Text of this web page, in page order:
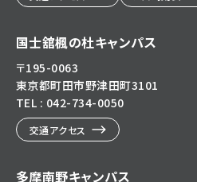
国士舘楓の杜キャンパス
〒195-0063
東京都町田市野津田町3101
TEL : 042-734-0050
交通アクセス
多摩南野キャンパス